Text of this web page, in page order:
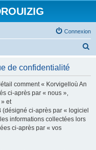
Connexion
de confidentialité
comment « Korvigelloù An
ci-après par « nous »,
et
ci-après par « logiciel
informations collectées lors
ci-après par « vos